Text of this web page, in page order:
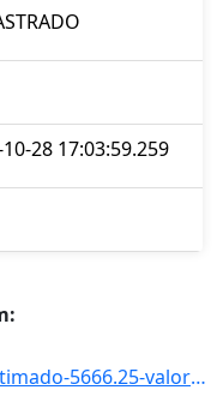
28 17:03:59.259
5: licitacao-PR-3025/2015-valor_estimado-5666.25-valor_licitado-0.00-status-CADASTRADO-descricao--data_]